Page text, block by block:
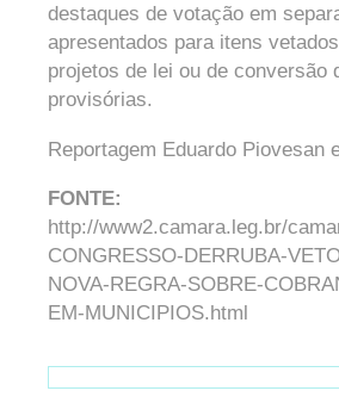
destaques de votação em
apresentados para itens
projetos de lei ou de conversão
provisórias.
Reportagem Eduardo Piovesan
FONTE:
http://www2.camara.leg.br/
CONGRESSO-DERRUBA-
NOVA-REGRA-SOBRE-
EM-MUNICIPIOS.html